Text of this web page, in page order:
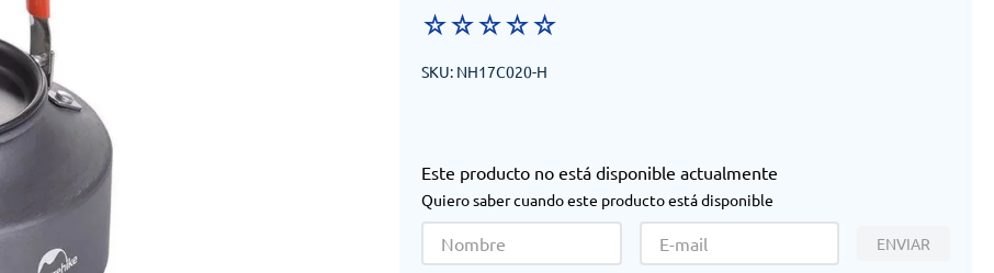
☆☆☆☆☆
SKU: NH17C020-H
Este producto no está disponible actualmente
Quiero saber cuando este producto está disponible
ENVIAR